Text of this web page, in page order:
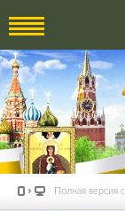
Полная версия